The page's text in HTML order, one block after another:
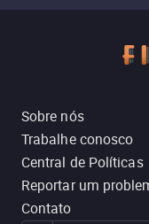
Sobre nós
Trabalhe conosco
Central de Políticas
Reportar um
Contato